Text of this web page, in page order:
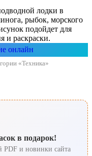
лодки в
рыбок, морского
подойдет для
и раскраски.
онлайн
«Техника»
в подарок!
и новинки сайта